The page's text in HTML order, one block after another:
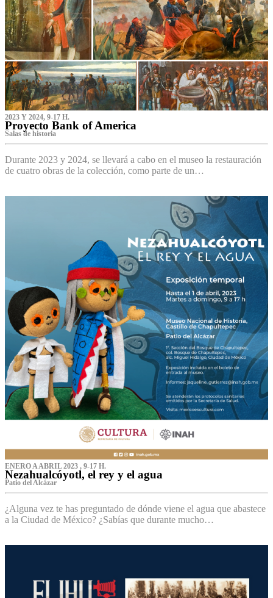
2023 Y 2024, 9-17 H.
Proyecto Bank of America
S‌alas de historia
Durante 2023 y 2024, se llevará a cabo en el museo la restauración
de cuatro obras de la colección, como parte de un…
ENERO A ABRIL 2023 , 9-17 H.
Nezahualcóyotl, el rey y el agua
Patio del Alcázar
¿Alguna vez te has preguntado de dónde viene el agua que abastece
a la Ciudad de México? ¿Sabías que durante mucho…